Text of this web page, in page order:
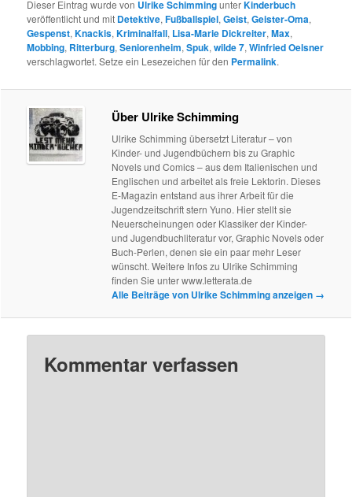
Dieser Eintrag wurde von Ulrike SchimmingunterKinderbuch
veröffentlicht und mit Detektive,Fußballspiel,Geist,Geister-Oma,
Gespenst,Knackis,Kriminalfall, Lisa-Marie Dickreiter,Max,
Mobbing, Ritterburg,Seniorenheim,Spuk,wilde 7,Winfried Oelsner
verschlagwortet. Setze ein Lesezeichen für den Permalink.
Über Ulrike Schimming
Ulrike Schimming übersetzt Literatur – von
Kinder- und Jugendbüchern bis zu Graphic
Novels und Comics – aus dem Italienischen und
Englischen und arbeitet als freie Lektorin. Dieses
E-Magazin entstand aus ihrer Arbeit für die
Jugendzeitschrift stern Yuno. Hier stellt sie
Neuerscheinungen oder Klassiker der Kinder-
und Jugendbuchliteratur vor, Graphic Novels oder
Buch-Perlen, denen sie ein paar mehr Leser
wünscht. Weitere Infos zu Ulrike Schimming
finden Sie unter www.letterata.de
Alle Beiträge von Ulrike Schimming anzeigen →
Kommentar verfassen